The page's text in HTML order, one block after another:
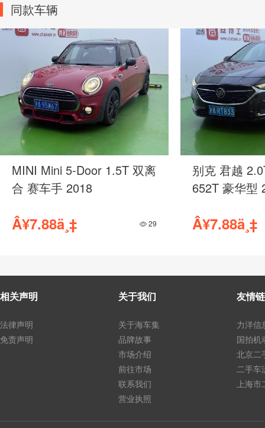
同款车辆
本田 享域 1.0T 无级
180TURBO 乐享版 2019
Â¥4.88ä¸‡ 310
本田 皓影
240TURBO
Â¥11.98ä¸‡
相关声明
法律声明
免责声明
关于我们
关于海车集
品牌故事
市场介绍
前往市场
联系我们
营业执照
友情
力洋信
国拍机
北京二
二手车
上海